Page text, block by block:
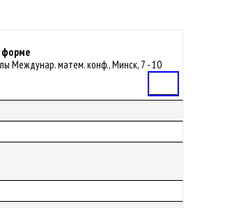
форме
Междунар. матем. конф., Минск, 7 - 10